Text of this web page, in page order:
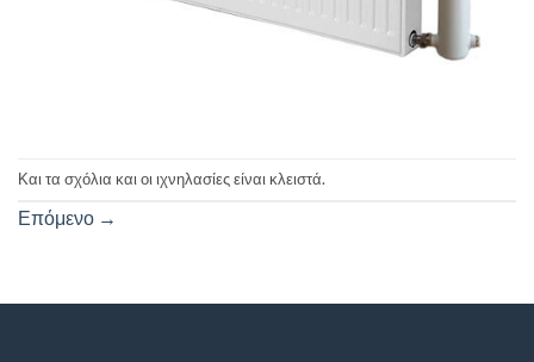
Και τα σχόλια και οι ιχνηλασίες είναι κλειστά.
Επόμενο →